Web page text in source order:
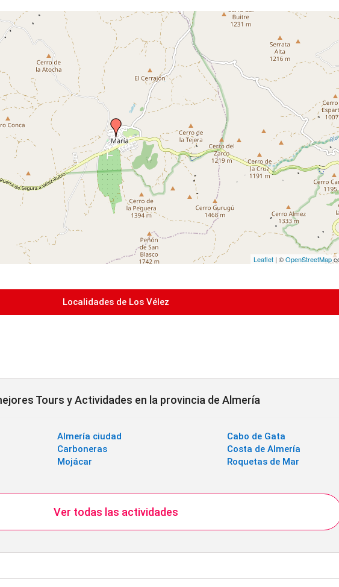
Leaflet| ©OpenStreetMap
Localidades de Los Vélez
Tours y Actividades en la provincia de Almería
Almería ciudad
Cabo de Gata
Carboneras
Costa de Almería
Mojácar
Roquetas de Mar
Ver todas las actividades